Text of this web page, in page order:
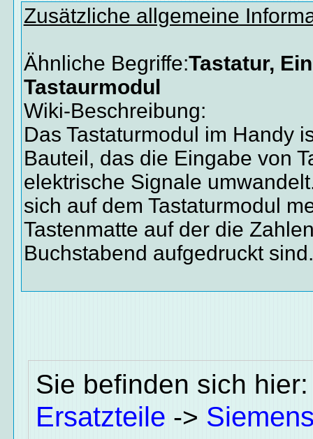
Zusätzliche allgemeine
Ähnliche Begriffe:Tastatur,
Tastaurmodul
Wiki-Beschreibung:
Das Tastaturmodul im Handy
Bauteil, das die Eingabe von
elektrische Signale
sich auf dem Tastaturmodul
Tastenmatte auf der die
Buchstabend aufgedruckt sind.
Sie befinden sich
Ersatzteile ->